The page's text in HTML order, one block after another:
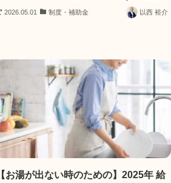
2026.05.01 制度・補助金 以西 裕介
【お湯が出ない時のための】2025年 給